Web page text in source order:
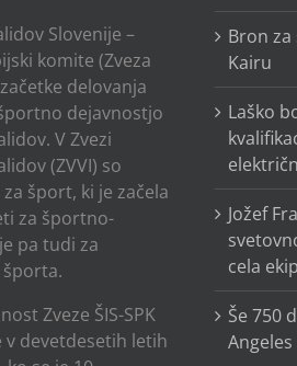
Slovenije –
komite (Zveza
delovanja
dejavnostjo
V Zvezi
(ZVVI) so
šport, ki je začela
za športno-
pa tudi za
Zveze ŠIS-SPK
devetdesetih letih
Bron
Kairu
Laško
Jožef
cela
Še 750
Angeles